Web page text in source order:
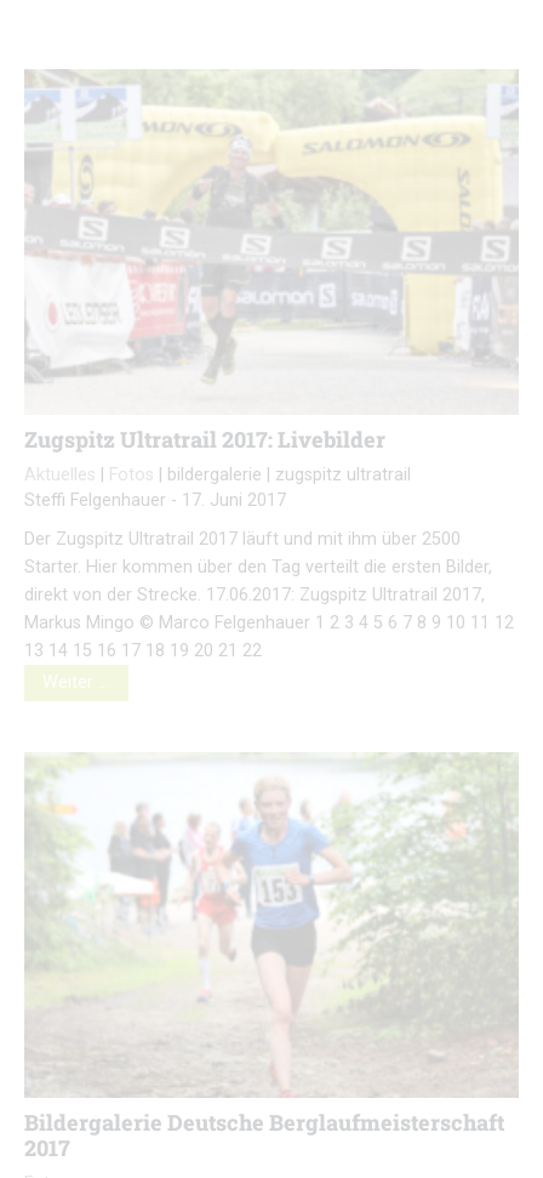
Zugspitz Ultratrail 2017: Livebilder
Aktuelles Fotos bildergalerie
zugspitz ultratrail
Steffi Felgenhauer - 17. Juni 2017
Der Zugspitz Ultratrail 2017 läuft und mit ihm über 2500
Starter. Hier kommen über den Tag verteilt die ersten Bilder,
direkt von der Strecke. 17.06.2017: Zugspitz Ultratrail 2017,
Markus Mingo © Marco Felgenhauer 1 2 3 4 5 6 7 8 9 10 11 12
13 14 15 16 17 18 19 20 21 22
Weiter …
Bildergalerie Deutsche Berglaufmeisterschaft
2017